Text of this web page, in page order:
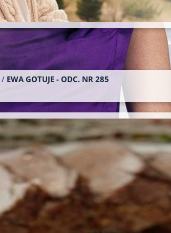
/ EWA GOTUJE - ODC. NR 285